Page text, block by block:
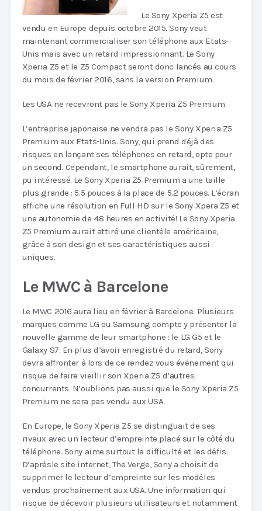
Le Sony Xperia Z5 est
vendu en Europe depuis octobre 2015. Sony veut
maintenant commercialiser son téléphone aux Etats-
Unis mais avec un retard impressionnant. Le Sony
Xperia Z5 et le Z5 Compact seront donc lancés au cours
du mois de février 2016, sans la version Premium.
Les USA ne recevront pas le Sony Xperia Z5 Premium
L’entreprise japonaise ne vendra pas le Sony Xperia Z5
Premium aux Etats-Unis. Sony, qui prend déjà des
risques en lançant ses téléphones en retard, opte pour
un second. Cependant, le smartphone aurait, sûrement,
pu intéressé. Le Sony Xperia Z5 Premium a une taille
plus grande : 5.5 pouces à la place de 5.2 pouces. L’écran
affiche une résolution en Full HD sur le Sony Xpera Z5 et
une autonomie de 48 heures en activité! Le Sony Xperia
Z5 Premium aurait attiré une clientèle américaine,
grâce à son design et ses caractéristiques aussi
uniques.
Le MWC à Barcelone
Le MWC 2016 aura lieu en février à Barcelone. Plusieurs
marques comme LG ou Samsung compte y présenter la
nouvelle gamme de leur smartphone : le LG G5 et le
Galaxy S7. En plus d’avoir enregistré du retard, Sony
devra affronter à lors de ce rendez-vous événement qui
risque de faire vieillir son Xperia Z5 d’autres
concurrents. N’oublions pas aussi que le Sony Xperia Z5
Premium ne sera pas vendu aux USA.
En Europe, le Sony Xperia Z5 se distinguait de ses
rivaux avec un lecteur d’empreinte placé sur le côté du
téléphone. Sony aime surtout la difficulté et les défis.
D’aprèsle site internet, The Verge, Sony a choisit de
supprimer le lecteur d’empreinte sur les modèles
vendus prochainement aux USA. Une information qui
risque de décevoir plusieurs utilisateurs et notamment